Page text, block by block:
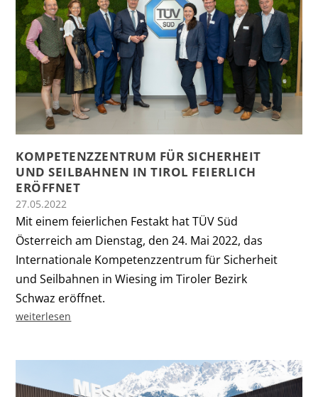
KOMPETENZZENTRUM FÜR SICHERHEIT
UND SEILBAHNEN IN TIROL FEIERLICH
ERÖFFNET
27.05.2022
Mit einem feierlichen Festakt hat TÜV Süd
Österreich am Dienstag, den 24. Mai 2022, das
Internationale Kompetenzzentrum für Sicherheit
und Seilbahnen in Wiesing im Tiroler Bezirk
Schwaz eröffnet.
weiterlesen